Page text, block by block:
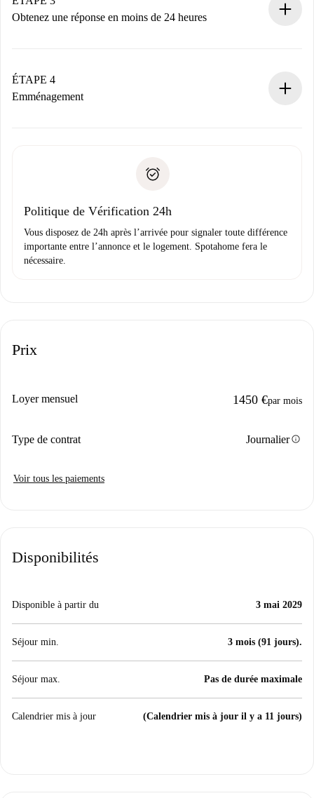
n’aura pas accepté.
Obtenez une réponse en moins de 24 heures
contact avec le propriétaire.
Si refusé : aucun prélèvement et nous vous proposerons
Justificatif de solvabilité
ÉTAPE 4
Emménagement
uniquement si aucun problème n'est signalé.
Politique de Vérification 24h
Vous disposez de 24h après l’arrivée pour signaler toute différence
importante entre l’annonce et le logement. Spotahome fera le
nécessaire.
Prix
Loyer mensuel 1450 €par mois
Type de contrat Journalierinfo
Voir tous les paiements
Disponibilités
Disponible à partir du 3 mai 2029
Séjour min. 3 mois (91 jours).
Séjour max. Pas de durée maximale
Calendrier mis à jour (Calendrier mis à jour il y a 11 jours)